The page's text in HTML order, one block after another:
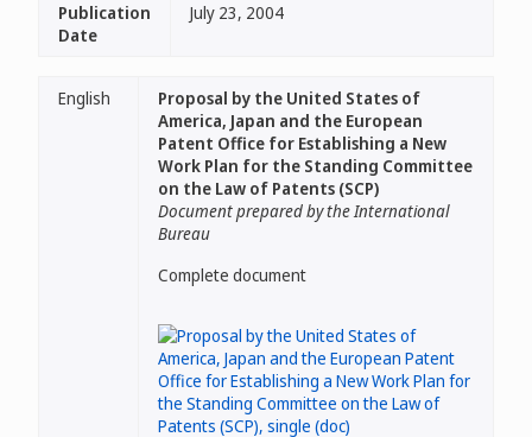
Publication
Date
July 23, 2004
English
Proposal by the United States of
America, Japan and the European
Patent Office for Establishing a New
Work Plan for the Standing Committee
on the Law of Patents (SCP)
Document prepared by the International
Bureau
Complete document